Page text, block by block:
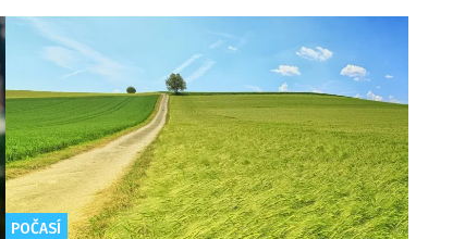
nicméně objevila fotografie, která leccos
odhaluje.
POČASÍ